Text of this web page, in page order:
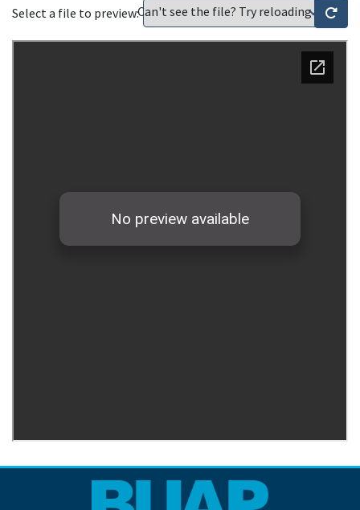
Select a file to preview:Can't see the file? Try reloading